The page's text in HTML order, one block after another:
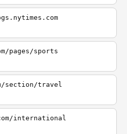
pages/sports
section/travel
international